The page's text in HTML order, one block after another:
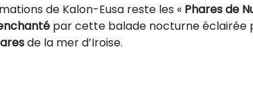
de Kalon-Eusa reste les « Phares de
par cette balade nocturne éclairée
de la mer d’Iroise.